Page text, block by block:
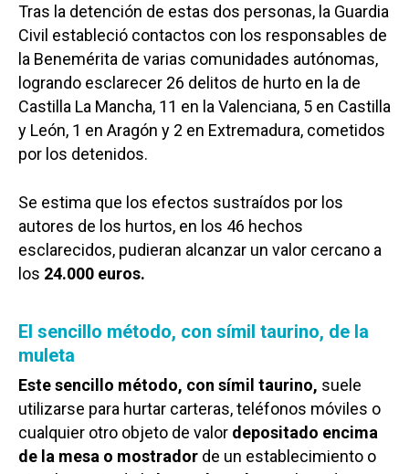
Tras la detención de estas dos personas, la Guardia
Civil estableció contactos con los responsables de
la Benemérita de varias comunidades autónomas,
logrando esclarecer 26 delitos de hurto en la de
Castilla La Mancha, 11 en la Valenciana, 5 en Castilla
y León, 1 en Aragón y 2 en Extremadura, cometidos
por los detenidos.
Se estima que los efectos sustraídos por los
autores de los hurtos, en los 46 hechos
esclarecidos, pudieran alcanzar un valor cercano a
los 24.000 euros.
El sencillo método, con símil taurino, de la
muleta
Este sencillo método, con símil taurino, suele
utilizarse para hurtar carteras, teléfonos móviles o
cualquier otro objeto de valor depositado encima
de la mesa o mostrador de un establecimiento o